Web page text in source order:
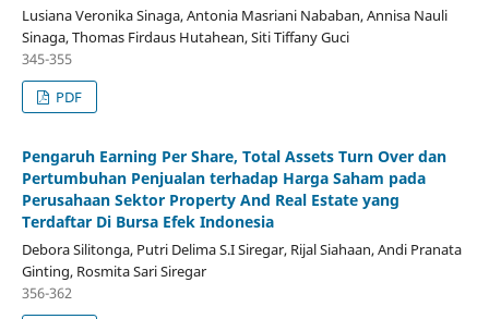
Lusiana Veronika Sinaga, Antonia Masriani Nababan, Annisa Nauli
Sinaga, Thomas Firdaus Hutahean, Siti Tiffany Guci
345-355
PDF
Pengaruh Earning Per Share, Total Assets Turn Over dan
Pertumbuhan Penjualan terhadap Harga Saham pada
Perusahaan Sektor Property And Real Estate yang
Terdaftar Di Bursa Efek Indonesia
Debora Silitonga, Putri Delima S.I Siregar, Rijal Siahaan, Andi Pranata
Ginting, Rosmita Sari Siregar
356-362